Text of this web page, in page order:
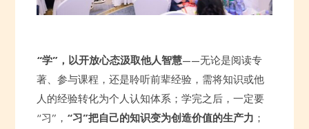
“学”，以开放心态汲取他人智慧——无论是阅读专
著、参与课程，还是聆听前辈经验，需将知识或他
人的经验转化为个人认知体系；学完之后，一定要
“习”， “习”把自己的知识变为创造价值的生产力 ；